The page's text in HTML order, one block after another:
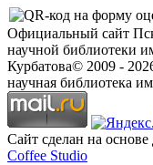
Официальный сайт
научной библиотеки
Курбатова© 2009 -
научная библиотека
Сайт сделан на
Coffee Studio